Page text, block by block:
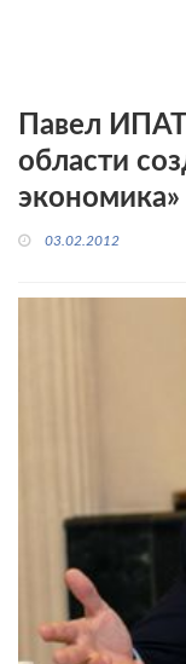
Павел
области
экономика»
03.02.2012